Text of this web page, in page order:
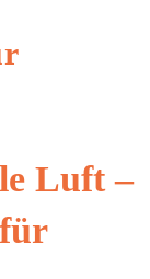
Luft –